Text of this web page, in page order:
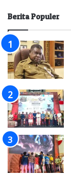
Berita Populer